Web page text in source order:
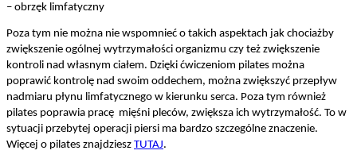
– obrzęk limfatyczny
Poza tym nie można nie wspomnieć o takich aspektach jak chociażby
zwiększenie ogólnej wytrzymałości organizmu czy też zwiększenie
kontroli nad własnym ciałem. Dzięki ćwiczeniom pilates można
poprawić kontrolę nad swoim oddechem, można zwiększyć przepływ
nadmiaru płynu limfatycznego w kierunku serca. Poza tym również
pilates poprawia pracę mięśni pleców, zwiększa ich wytrzymałość. To w
sytuacji przebytej operacji piersi ma bardzo szczególne znaczenie.
Więcej o pilates znajdziesz TUTAJ.